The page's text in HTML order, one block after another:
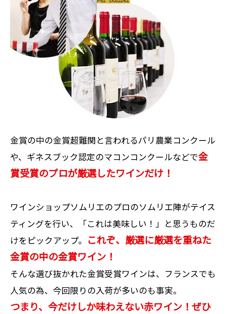
金賞の中の金賞超難関と言われるパリ農業コンクール
や、ギネスブック認定のマコンコンクールなどで金
賞受賞のプロが厳選したワインだけ！
ワインショップソムリエのプロのソムリエ陣がテイス
ティングを行い、「これは美味しい！」と思うものだ
けをピックアップ。 これぞ、厳選に厳選を重ねた
金賞の中の金賞ワイン！
そんな選び抜かれた金賞受賞ワインは、フランスでも
人気の為、今回限りの入荷が多いのも事実。
つまり、今だけしか味わえない赤ワイン！ぜひ